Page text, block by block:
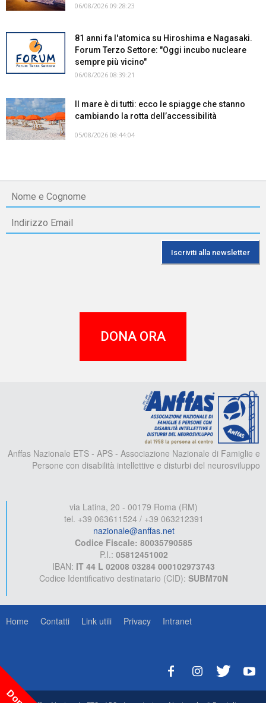
06/08/2026 09:28:23
81 anni fa l'atomica su Hiroshima e Nagasaki.
Forum Terzo Settore: "Oggi incubo nucleare
sempre più vicino"
06/08/2026 08:39:21
Il mare è di tutti: ecco le spiagge che stanno
cambiando la rotta dell’accessibilità
05/08/2026 08:44:04
DONA ORA
Anffas Nazionale ETS - APS - Associazione Nazionale di Famiglie e
Persone con disabilità intellettive e disturbi del neurosviluppo
via Latina, 20 - 00179 Roma (RM)
tel. +39 063611524 / +39 063212391
nazionale@anffas.net
Codice Fiscale: 80035790585
P.I.: 05812451002
IBAN: IT 44 L 02008 03284 000102973743
Codice Identificativo destinatario (CID): SUBM70N
Home Contatti Link utili Privacy Intranet